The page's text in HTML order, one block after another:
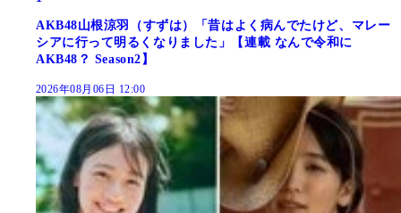
AKB48山根涼羽（すずは）「昔はよく病んでたけど、マレー
シアに行って明るくなりました」【連載 なんで令和に
AKB48？ Season2】
2026年08月06日 12:00